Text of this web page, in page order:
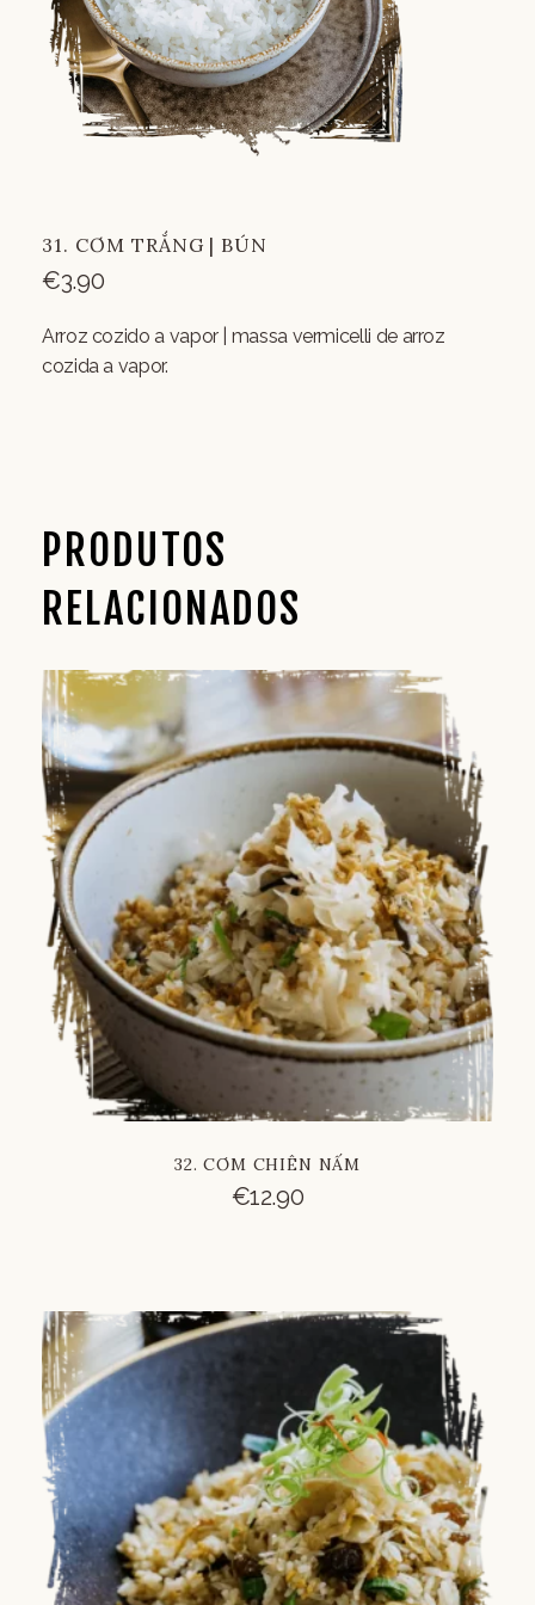
31. CƠM TRẮNG | BÚN
€3.90
Arroz cozido a vapor | massa vermicelli de arroz
cozida a vapor.
PRODUTOS
RELACIONADOS
32. CƠM CHIÊN NẤM
€12.90